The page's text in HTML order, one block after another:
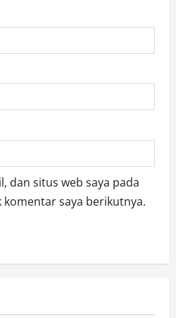
dan situs web saya pada
saya berikutnya.